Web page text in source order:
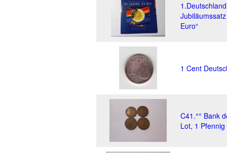
Euro“
1 Cent
C41.°° Bank
Lot, 1